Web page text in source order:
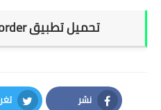
تحميل تطبيق Simple Voice Recorder
نشر